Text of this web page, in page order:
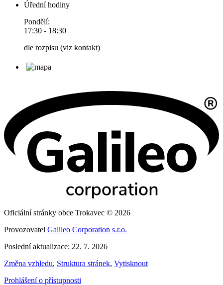
Úřední hodiny
Pondělí:
17:30 - 18:30
dle rozpisu (viz kontakt)
Oficiální stránky obce Trokavec © 2026
Provozovatel Galileo Corporation s.r.o.
Poslední aktualizace: 22. 7. 2026
Změna vzhledu, Struktura stránek, Vytisknout
Prohlášení o přístupnosti